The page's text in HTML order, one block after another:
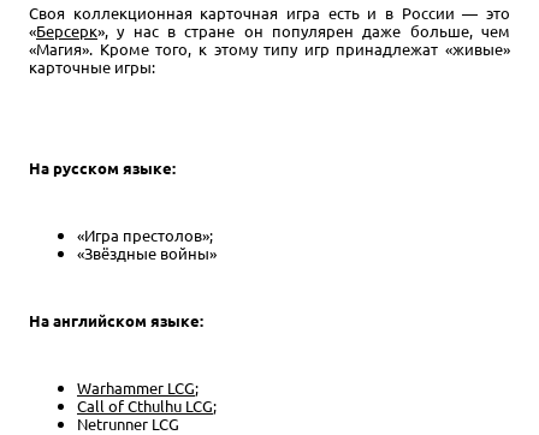
Своя коллекционная карточная игра есть и в России — это
«Берсерк», у нас в стране он популярен даже больше, чем
«Магия». Кроме того, к этому типу игр принадлежат «живые»
карточные игры:
На русском языке:
«Игра престолов»;
«Звёздные войны»
На английском языке:
Warhammer LCG;
Call of Cthulhu LCG;
Netrunner LCG